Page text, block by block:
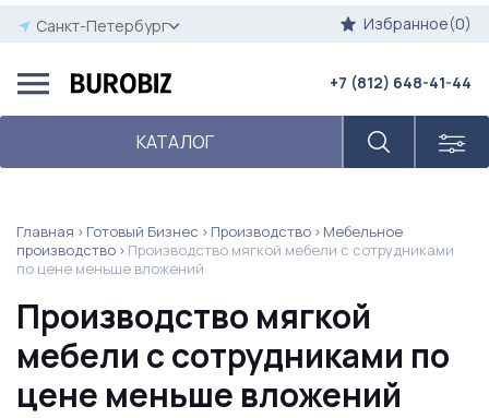
Санкт-Петербург Избранное(0)
КАТАЛОГ
+7 (812) 648-41-44
Главная Готовый Бизнес Производство
Мебельное
производство
Производство мягкой мебели с сотрудниками
по цене меньше вложений
Производство мягкой
мебели с сотрудниками по
цене меньше вложений